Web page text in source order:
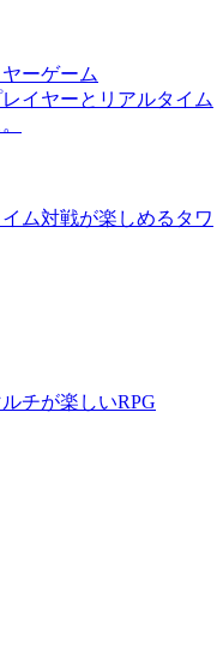
ーゲーム
イヤーとリアルタイム
ム対戦が楽しめるタワ
チが楽しいRPG